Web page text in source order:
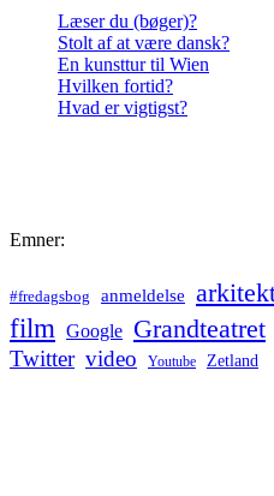
Læser du (bøger)?
Stolt af at være dansk?
En kunsttur til Wien
Hvilken fortid?
Hvad er vigtigst?
Emner:
#fredagsbog anmeldelse
film Google Grandteatret
Twitter video Youtube Zetland